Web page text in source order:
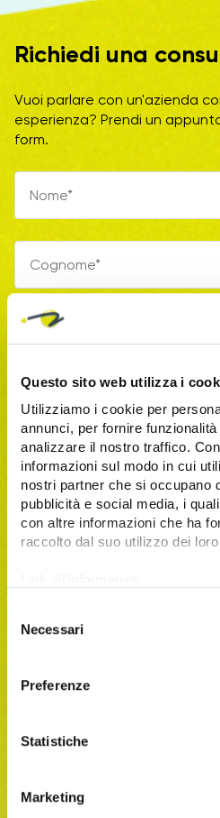
Questo sito web utilizza i
Utilizziamo i cookie per
annunci, per fornire
analizzare il nostro traffico.
informazioni sul modo in cui
nostri partner che si occupano
pubblicità e social media, i
con altre informazioni che ha
raccolto dal suo utilizzo dei
Necessari
Preferenze
Statistiche
Marketing
Richiedi una
Vuoi parlare con un'azienda
esperienza? Prendi un
form.
,